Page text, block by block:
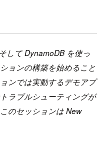
して DynamoDB を使っ
ョンの構築を始めること
ンでは実動するデモアプ
ラブルシューティングが
のセッションは New